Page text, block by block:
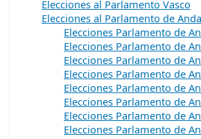
Elecciones al Parlamento Vasco
Elecciones al Parlamento de
Elecciones Parlamento de
Elecciones Parlamento de
Elecciones Parlamento de
Elecciones Parlamento de
Elecciones Parlamento de
Elecciones Parlamento de
Elecciones Parlamento de
Elecciones Parlamento de